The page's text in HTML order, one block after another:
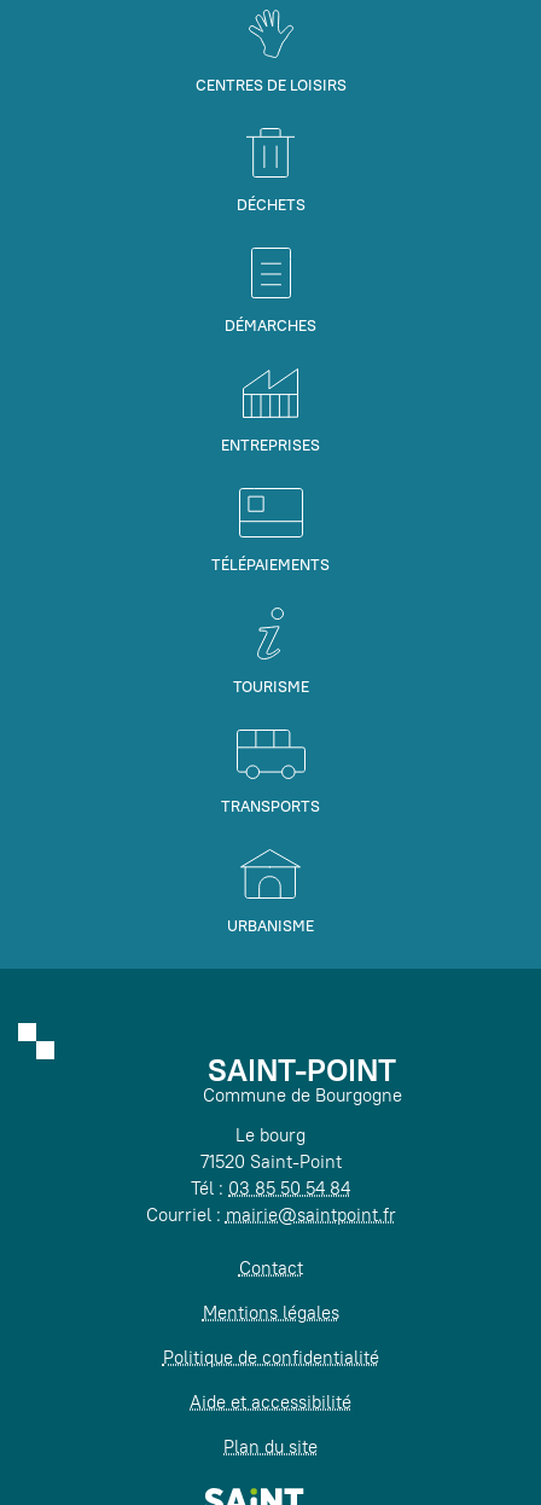
CENTRES DE LOISIRS
DÉCHETS
DÉMARCHES
ENTREPRISES
TÉLÉPAIEMENTS
TOURISME
TRANSPORTS
URBANISME
SAINT-POINT
Commune de Bourgogne
Le bourg
71520 Saint-Point
Tél : 03 85 50 54 84
Courriel : mairie@saintpoint.fr
Contact
Mentions légales
Politique de confidentialité
Aide et accessibilité
Plan du site